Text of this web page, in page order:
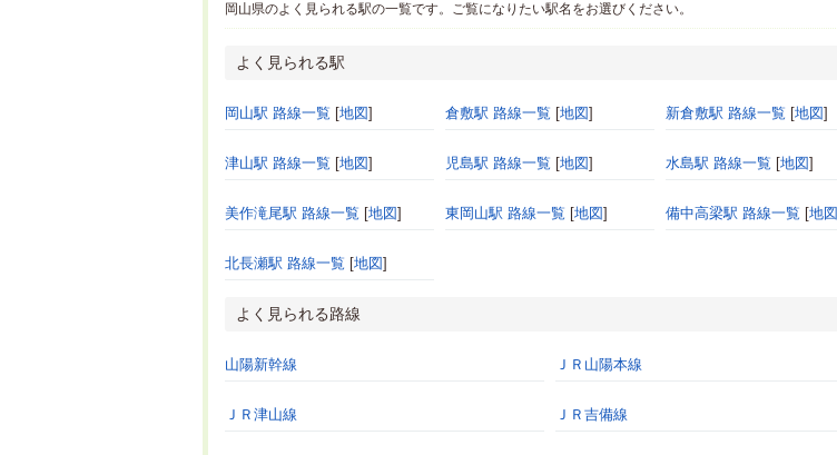
岡山県のよく見られる駅の一覧です。ご覧になりたい駅名をお選びください。
よく見られる駅
岡山駅 路線一覧 [地図] 倉敷駅 路線一覧 [地図] 新倉敷駅 路線一覧 [地図]
津山駅 路線一覧 [地図] 児島駅 路線一覧 [地図] 水島駅 路線一覧 [地図]
美作滝尾駅 路線一覧 [地図] 東岡山駅 路線一覧 [地図] 備中高梁駅 路線一覧 [地図
北長瀬駅 路線一覧 [地図]
よく見られる路線
山陽新幹線 ＪＲ山陽本線
ＪＲ津山線 ＪＲ吉備線